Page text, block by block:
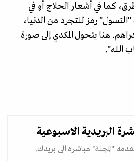
كما في أشعار الحلاج أو في
رمز للتجرد من الدنيا،
هنا يتحول المكدي إلى صورة
الله".
البريدية الاسبوعية
"المجلة" مباشرة الى بريدك.